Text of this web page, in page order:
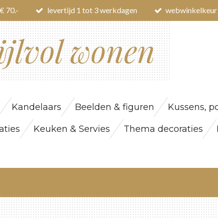
70.- levertijd 1 tot 3 werkdagen webwinkelkeur
wonen
Kandelaars Beelden & figuren Kussens,
Keuken & Servies Thema decoraties